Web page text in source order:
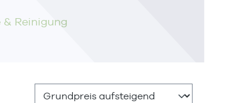
& Reinigung